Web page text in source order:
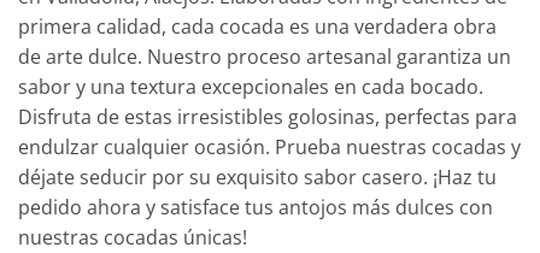
primera calidad, cada cocada es una verdadera obra
de arte dulce. Nuestro proceso artesanal garantiza un
sabor y una textura excepcionales en cada bocado.
Disfruta de estas irresistibles golosinas, perfectas para
endulzar cualquier ocasión. Prueba nuestras cocadas y
déjate seducir por su exquisito sabor casero. ¡Haz tu
pedido ahora y satisface tus antojos más dulces con
nuestras cocadas únicas!